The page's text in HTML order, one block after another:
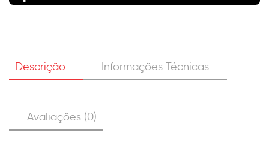
Descrição Informações Técnicas
Avaliações (0)